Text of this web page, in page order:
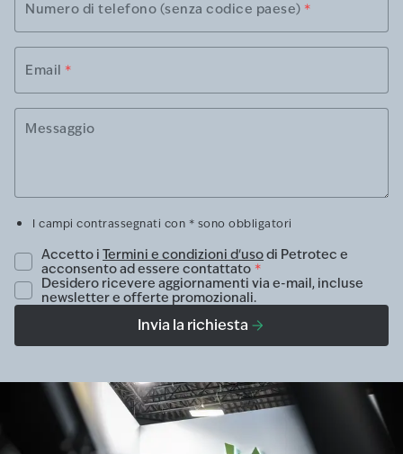
Numero di telefono (senza codice paese) *
Email *
Messaggio
I campi contrassegnati con * sono obbligatori
Accetto i Termini e condizioni d'usodi Petrotec e
acconsento ad essere contattato *
Desidero ricevere aggiornamenti via e-mail, incluse
newsletter e offerte promozionali.
Invia la richiesta